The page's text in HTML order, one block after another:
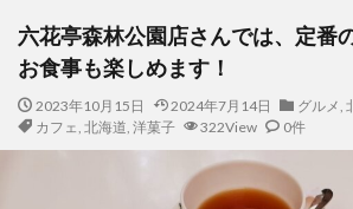
六花亭森林公園店さんでは、定番
お食事も楽しめます！
2023年10月15日 2024年7月14日 グルメ,
カフェ, 北海道, 洋菓子 322View 0件